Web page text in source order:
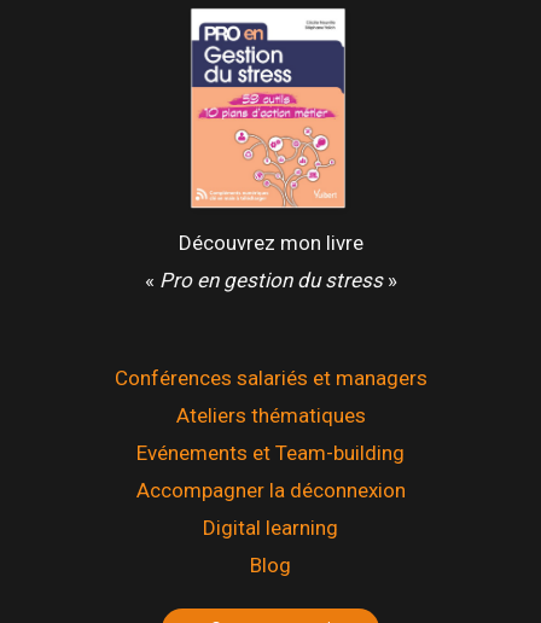
Découvrez mon livre
« Pro en gestion du stress»
Conférences salariés et managers
Ateliers thématiques
Evénements et Team-building
Accompagner la déconnexion
Digital learning
Blog